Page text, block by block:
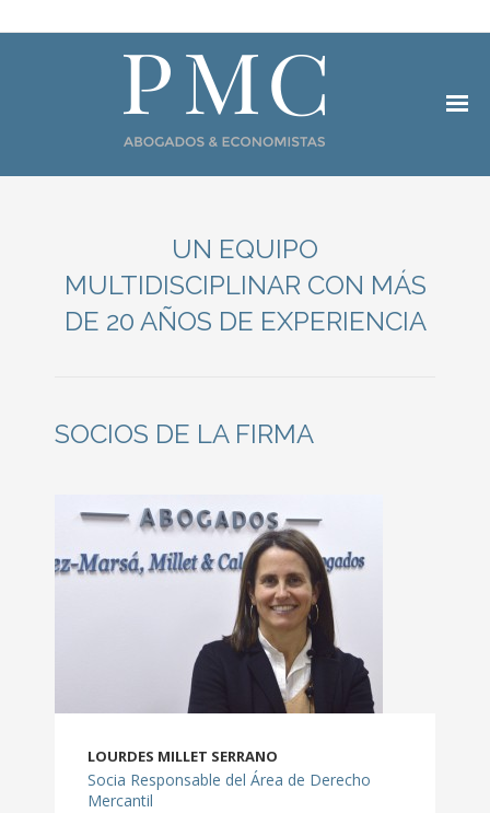
ÁREAS DE PRACTICA
- FISCAL
EXPERIENCIA
UN EQUIPO
MULTIDISCIPLINAR CON MÁS
DE 20 AÑOS DE EXPERIENCIA
SOCIOS DE LA FIRMA
LOURDES MILLET SERRANO
Socia Responsable del Área de Derecho
Mercantil